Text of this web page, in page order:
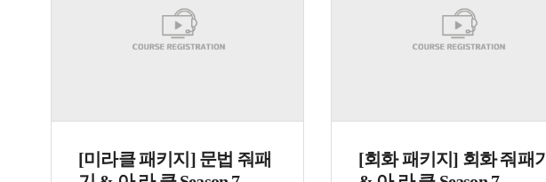
[미라클 패키지] 문법 줘패
[회화 패키지] 회화 줘패기